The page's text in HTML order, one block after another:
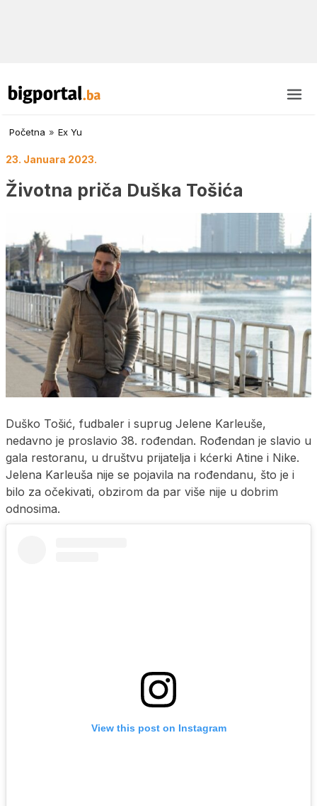
Početna » Ex Yu
23. Januara 2023.
Životna priča Duška Tošića
Duško Tošić, fudbaler i suprug Jelene Karleuše,
nedavno je proslavio 38. rođendan. Rođendan je slavio u
gala restoranu, u društvu prijatelja i kćerki Atine i Nike.
Jelena Karleuša nije se pojavila na rođendanu, što je i
bilo za očekivati, obzirom da par više nije u dobrim
odnosima.
View this post on Instagram